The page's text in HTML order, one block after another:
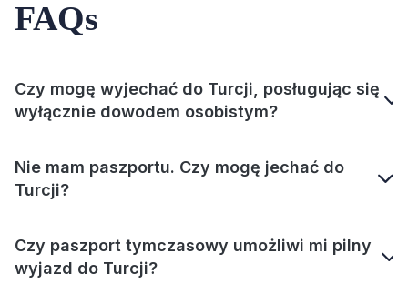
FAQs
Czy mogę wyjechać do Turcji, posługując się
wyłącznie dowodem osobistym?
Nie mam paszportu. Czy mogę jechać do
Turcji?
Czy paszport tymczasowy umożliwi mi pilny
wyjazd do Turcji?